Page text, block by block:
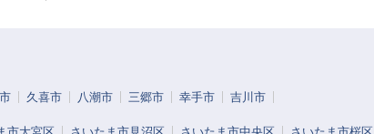
久喜市 八潮市 三郷市 幸手市 吉川市